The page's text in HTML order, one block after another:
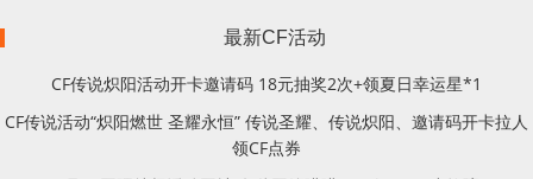
最新CF活动
CF传说炽阳活动开卡邀请码 18元抽奖2次+领夏日幸运星*1
CF传说活动“炽阳燃世 圣耀永恒” 传说圣耀、传说炽阳、邀请码开卡拉人
领CF点券